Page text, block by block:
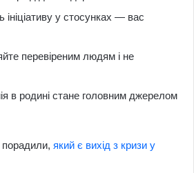
ініціативу у стосунках — вас
перевіреним людям і не
в родині стане головним джерелом
порадили, який є вихід з кризи у